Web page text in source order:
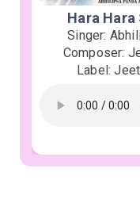
Hara Hara
Singer:
Composer:
Label: